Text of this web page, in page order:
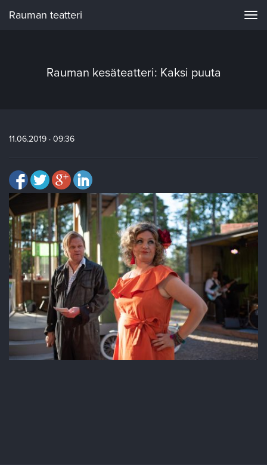
Rauman teatteri
Rauman kesäteatteri: Kaksi puuta
11.06.2019 · 09:36